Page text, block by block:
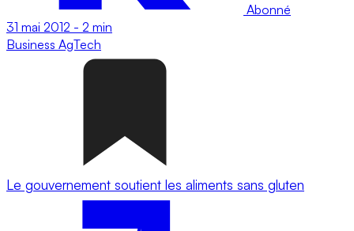
Abonné
31 mai 2012 - 2 min
Business AgTech
Le gouvernement soutient les aliments sans gluten